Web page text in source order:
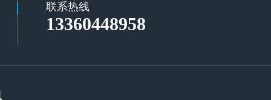
联系热线
13360448958